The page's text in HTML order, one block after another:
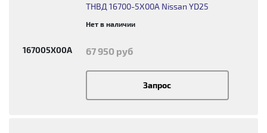
167005X00A
ТНВД 16700-5X00A Nissan YD25
Нет в наличии
67 950 руб
Запрос